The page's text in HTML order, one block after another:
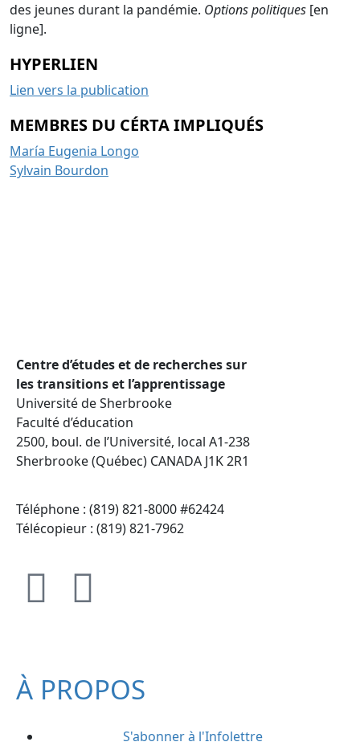
des jeunes durant la pandémie. Options politiques [en
ligne].
HYPERLIEN
Lien vers la publication
MEMBRES DU CÉRTA IMPLIQUÉS
María Eugenia Longo
Sylvain Bourdon
Centre d’études et de recherches sur
les transitions et l’apprentissage
Université de Sherbrooke
Faculté d’éducation
2500, boul. de l’Université, local A1-238
Sherbrooke (Québec) CANADA J1K 2R1
Téléphone : (819) 821-8000 #62424
Télécopieur : (819) 821-7962
À PROPOS
S'abonner à l'Infolettre